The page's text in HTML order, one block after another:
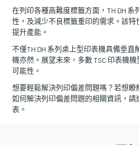
在列印各種高難度標籤方面，TH DH
性，及減少不良標籤重印的需求。該
提升產能。
不僅TH DH 系列桌上型印表機具備垂
機亦然。展望未來，多數 TSC 印表機
可能性。
想要輕鬆解決列印偏差問題嗎？若想瞭
如何解決列印偏差問題的相關資訊，請
表。